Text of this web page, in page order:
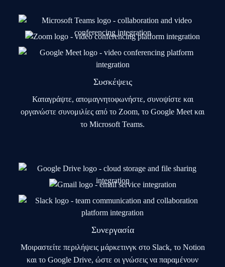
Συσκέψεις
Καταγράψτε, απομαγνητοφωνήστε, συνοψίστε και
οργανώστε συνομιλίες από το Zoom, το Google Meet και
το Microsoft Teams.
Συνεργασία
Μοιραστείτε περιλήψεις μάρκετινγκ στο Slack, το Notion
και το Google Drive, ώστε οι γνώσεις να παραμένουν